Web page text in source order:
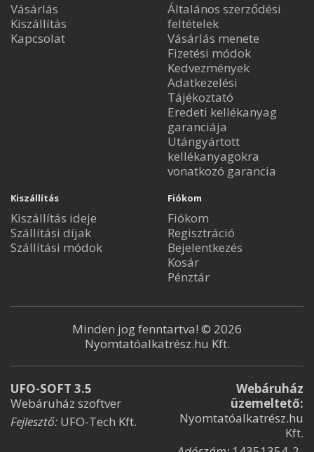
Vásárlás
Kiszállítás
Kapcsolat
Általános szerződési
feltételek
Vásárlás menete
Fizetési módok
Kedvezmények
Adatkezelési
Tájékoztató
Eredeti kellékanyag
garanciája
Utángyártott
kellékanyagokra
vonatkozó garancia
Kiszállítás
Kiszállítás ideje
Szállítási díjak
Szállítási módok
Fiókom
Fiókom
Regisztráció
Bejelentkezés
Kosár
Pénztár
Minden jog fenntartva! © 2026
Nyomtatóalkatrész.hu Kft.
UFO-SOFT 3.5
Webáruház szoftver
Fejlesztő: UFO-Tech Kft.
Webáruház
üzemeltető:
Nyomtatóalkatrész.hu
Kft.